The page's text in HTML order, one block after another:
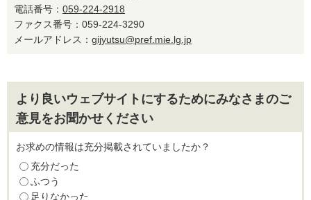
電話番号： 059-224-2918
ファクス番号：059-224-3290
メールアドレス： gijyutsu@pref.mie.lg.jp
より良いウェブサイトにするためにみなさまのご
意見をお聞かせください
お求めの情報は充分掲載されていましたか？
充分だった
ふつう
足りなかった